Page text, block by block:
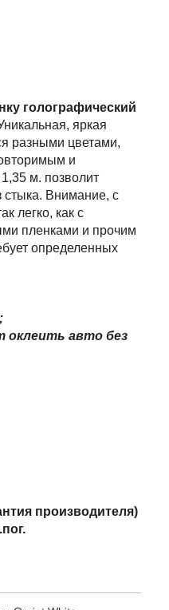
голографический
яркая
разными цветами,
и
м. позволит
стыка. Внимание, с
легко, как с
пленками и прочим
определенных
оклеить авто без
производителя)